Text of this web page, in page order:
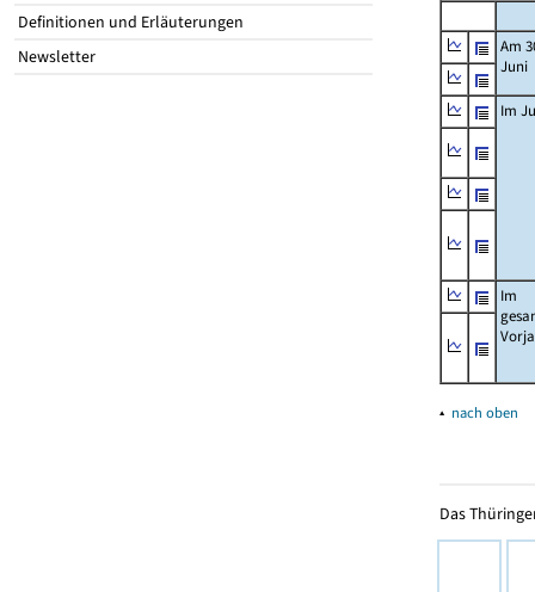
Definitionen und Erläuterungen
Newsletter
Am
Juni
Im
Im
▴ nach oben
Das